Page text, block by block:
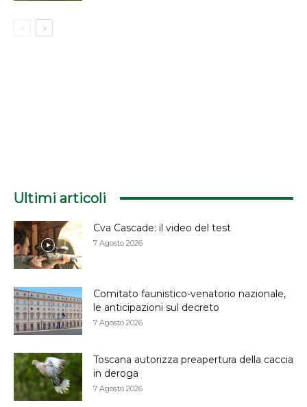
Ultimi articoli
Cva Cascade: il video del test
7 Agosto 2026
Comitato faunistico-venatorio nazionale,
le anticipazioni sul decreto
7 Agosto 2026
Toscana autorizza preapertura della caccia
in deroga
7 Agosto 2026